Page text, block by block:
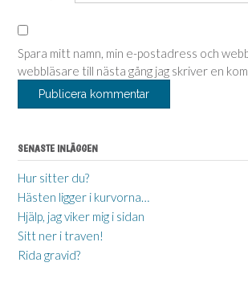
Spara mitt namn, min e-postadress och
webbläsare till nästa gång jag skriver en
SENASTE INLÄGGEN
Hur sitter du?
Hästen ligger i kurvorna…
Hjälp, jag viker mig i sidan
Sitt ner i traven!
Rida gravid?